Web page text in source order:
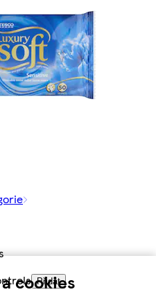
cookies
Přidat